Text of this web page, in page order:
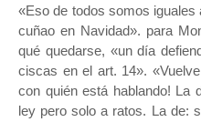
«Eso de todos somos
cuñao en Navidad». para
qué quedarse, «un día
ciscas en el art. 14».
con quién está hablando! La
ley pero solo a ratos. La de: